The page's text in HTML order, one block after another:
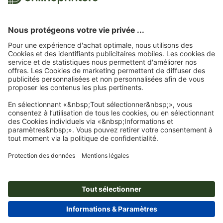
évaluations. Vous trouverez
Page d'accueil Cartes Cartes de voeux Cartes de vœux, format paysage, A5
À propos de nous
Presse
Emplois & carrière
Service
Modes de paiement
Expédition
Blog
Tutoriels Photoshop
15 %